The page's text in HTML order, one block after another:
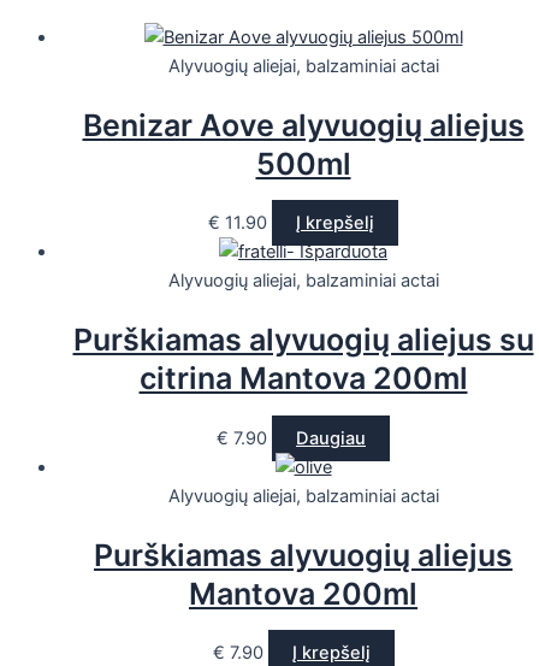
Alyvuogių aliejai, balzaminiai actai
Benizar Aove alyvuogių aliejus
500ml
€ 11.90
Į krepšelį
Išparduota
Alyvuogių aliejai, balzaminiai actai
Purškiamas alyvuogių aliejus su
citrina Mantova 200ml
€ 7.90 Daugiau
Alyvuogių aliejai, balzaminiai actai
Purškiamas alyvuogių aliejus
Mantova 200ml
€ 7.90 Į krepšelį